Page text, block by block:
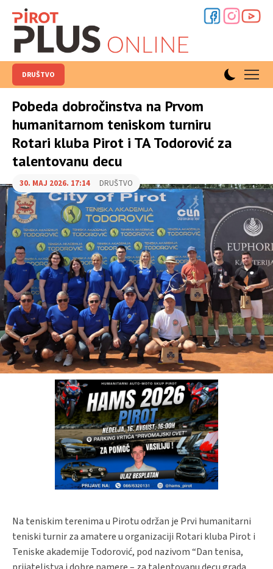
DRUŠTVO
Pobeda dobročinstva na Prvom
humanitarnom teniskom turniru
Rotari kluba Pirot i TA Todorović za
talentovanu decu
30. MAJ 2026. 17:14 DRUŠTVO
Na teniskim terenima u Pirotu održan je Prvi humanitarni
teniski turnir za amatere u organizaciji Rotari kluba Pirot i
Teniske akademije Todorović, pod nazivom “Dan tenisa,